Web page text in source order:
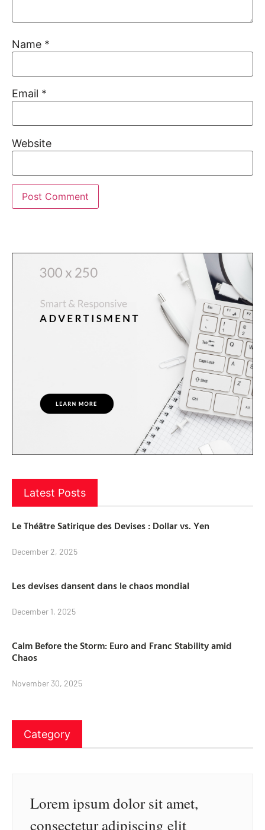
Name *
Email *
Website
Latest Posts
Le Théâtre Satirique des Devises : Dollar vs. Yen
December 2, 2025
Les devises dansent dans le chaos mondial
December 1, 2025
Calm Before the Storm: Euro and Franc Stability amid
Chaos
November 30, 2025
Category
Lorem ipsum dolor sit amet,
consectetur adipiscing elit